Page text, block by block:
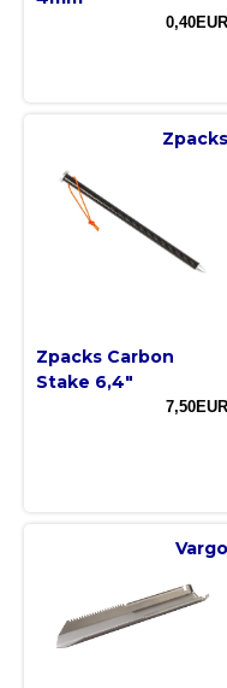
0,40EUR
Zpacks
Zpacks Carbon
Stake 6,4"
7,50EUR
Vargo